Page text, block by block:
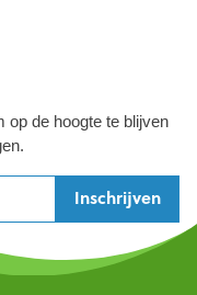
op de hoogte te blijven
Inschrijven